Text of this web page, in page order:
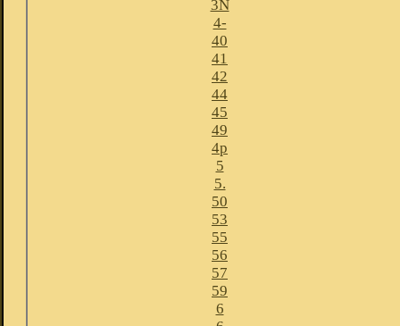
3N
4-
40
41
42
44
45
49
4p
5
5.
50
53
55
56
57
59
6